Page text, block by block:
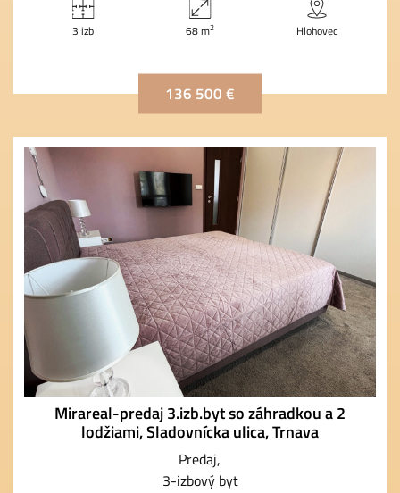
3 izb 68 m2 Hlohovec
136 500 €
Mirareal-predaj 3.izb.byt so záhradkou a 2
lodžiami, Sladovnícka ulica, Trnava
Predaj
3-izbový byt